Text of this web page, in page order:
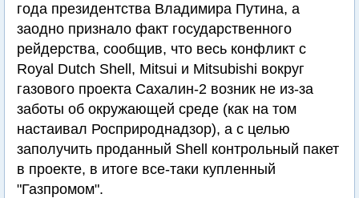
года президентства Владимира Путина, а
заодно признало факт государственного
рейдерства, сообщив, что весь конфликт с
Royal Dutch Shell, Mitsui и Mitsubishi вокруг
газового проекта Сахалин-2 возник не из-за
заботы об окружающей среде (как на том
настаивал Росприроднадзор), а с целью
заполучить проданный Shell контрольный пакет
в проекте, в итоге все-таки купленный
"Газпромом".